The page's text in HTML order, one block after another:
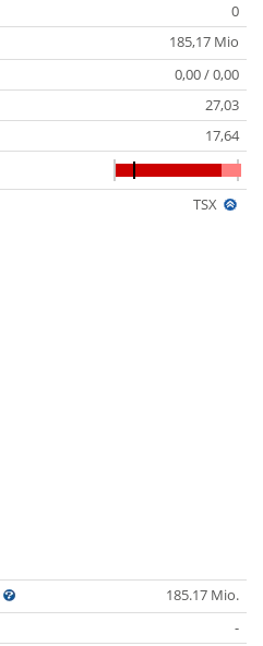
0
185,17 Mio
0,00 / 0,00
27,03
17,64
TSX
185.17 Mio.
-